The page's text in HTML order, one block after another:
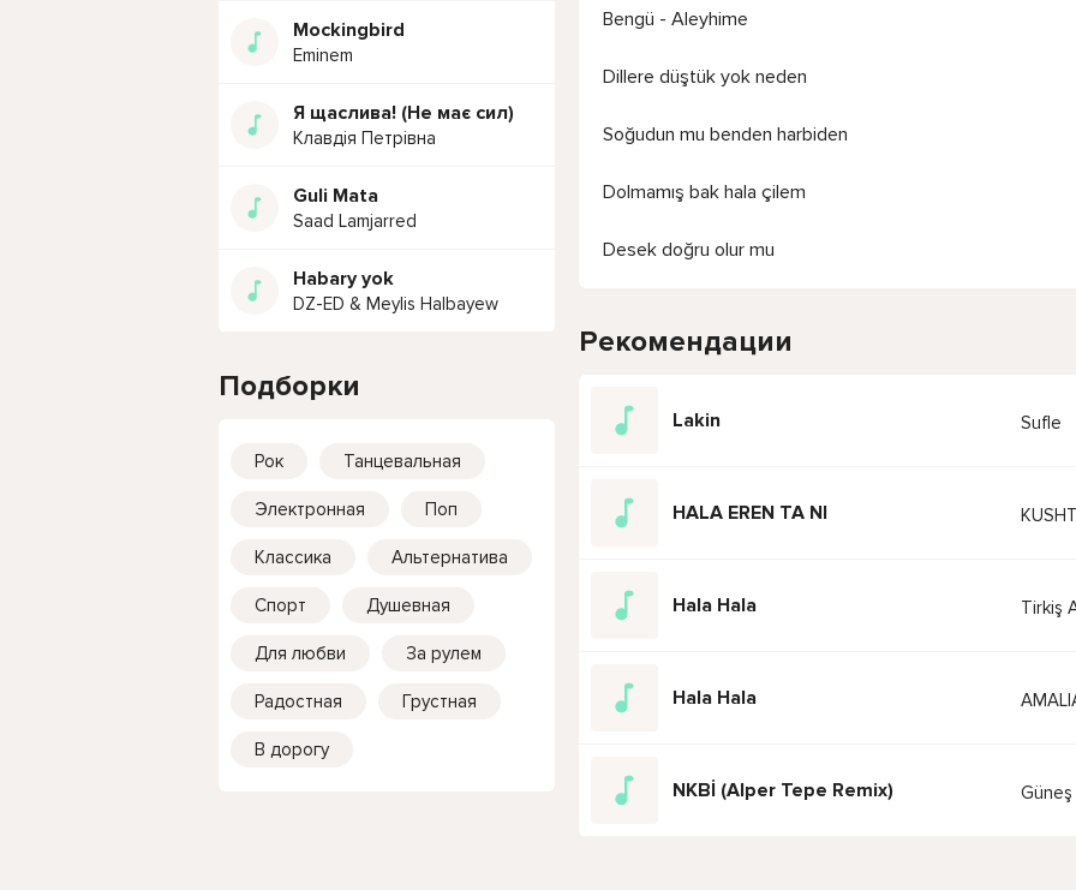
Mockingbird
Eminem
Я щаслива! (Не має сил)
Клавдія Петрівна
Guli Mata
Saad Lamjarred
Habary yok
DZ-ED & Meylis Halbayew
Подборки
Рок Танцевальная
Электронная Поп
Классика Альтернатива
Спорт Душевная
Для любви За рулем
Радостная Грустная
В дорогу
Bengü - Aleyhime
Dillere düştük yok neden
Soğudun mu benden harbiden
Dolmamış bak hala çilem
Desek doğru olur mu
Рекомендации
Lakin Sufle
HALA EREN TA NI
Hala Hala Tirkiş
Hala Hala
NKBİ (Alper Tepe Remix) Güneş